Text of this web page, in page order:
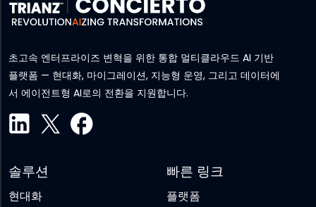
초고속 엔터프라이즈 변혁을 위한 통합 멀티클라우드 AI 기반
플랫폼 — 현대화, 마이그레이션, 지능형 운영, 그리고 데이터에
서 에이전트형 AI로의 전환을 지원합니다.
솔루션
현대화
빠른 링크
플랫폼